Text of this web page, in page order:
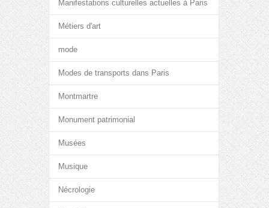
Manifestations culturelles actuelles à Paris
Métiers d'art
mode
Modes de transports dans Paris
Montmartre
Monument patrimonial
Musées
Musique
Nécrologie